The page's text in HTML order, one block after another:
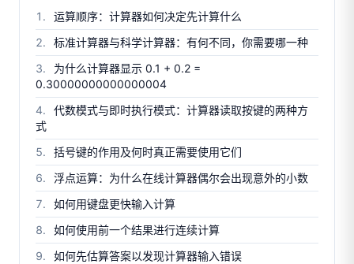
运算顺序：计算器如何决定先计算什么
标准计算器与科学计算器：有何不同，你需要哪一种
为什么计算器显示 0.1 + 0.2 =
0.30000000000000004
代数模式与即时执行模式：计算器读取按键的两种方
式
括号键的作用及何时真正需要使用它们
浮点运算：为什么在线计算器偶尔会出现意外的小数
如何用键盘更快输入计算
如何使用前一个结果进行连续计算
如何先估算答案以发现计算器输入错误